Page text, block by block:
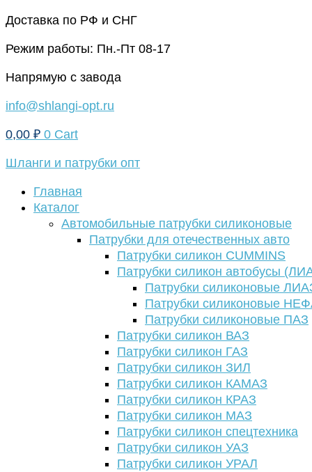
Перейти
содержимому
Доставка по РФ и СНГ
Режим работы: Пн.-Пт 08-17
Напрямую с завода
info@shlangi-opt.ru
0,00 ₽ 0 Cart
Шланги и патрубки опт
Главная
Каталог
Автомобильные патрубки силиконовые
Патрубки для отечественных авто
Патрубки силикон CUMMINS
Патрубки силикон автобусы
Патрубки силиконовые
Патрубки силиконовые
Патрубки силиконовые ПАЗ
Патрубки силикон ВАЗ
Патрубки силикон ГАЗ
Патрубки силикон ЗИЛ
Патрубки силикон КАМАЗ
Патрубки силикон КРАЗ
Патрубки силикон МАЗ
Патрубки силикон спецтехника
Патрубки силикон УАЗ
Патрубки силикон УРАЛ